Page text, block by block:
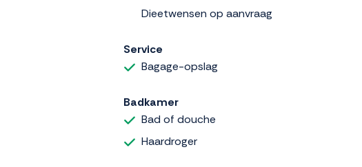
Dieetwensen op aanvraag
Service
Bagage-opslag
Badkamer
Bad of douche
Haardroger